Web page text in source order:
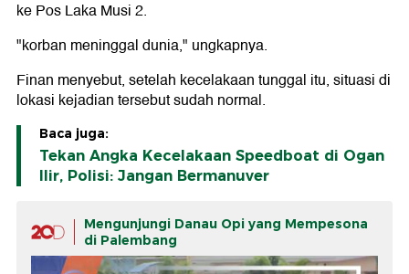
ke Pos Laka Musi 2.
"korban meninggal dunia," ungkapnya.
Finan menyebut, setelah kecelakaan tunggal itu, situasi di
lokasi kejadian tersebut sudah normal.
Baca juga:
Tekan Angka Kecelakaan Speedboat di Ogan
Ilir, Polisi: Jangan Bermanuver
Mengunjungi Danau Opi yang Mempesona
di Palembang